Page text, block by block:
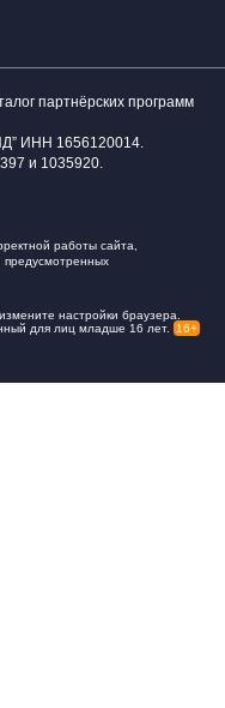
партнёрских программ
ИНН 1656120014.
и 1035920.
работы сайта,
предусмотренных
настройки браузера.
для лиц младше 16 лет.
16+